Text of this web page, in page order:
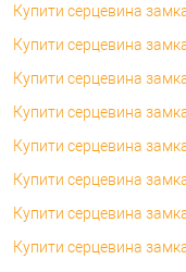
Купити серцевина
Купити серцевина
Купити серцевина
Купити серцевина
Купити серцевина
Купити серцевина
Купити серцевина
Купити серцевина